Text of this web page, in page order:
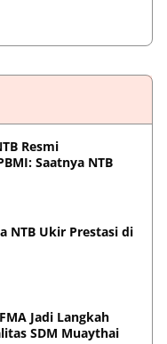
Resmi
Saatnya NTB
NTB Ukir Prestasi di
Jadi Langkah
SDM Muaythai